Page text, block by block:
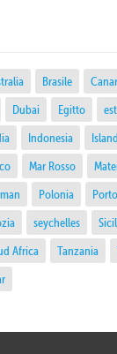
Brasile
Dubai Egitto
Indonesia
Mar Rosso
Polonia
seychelles
Africa Tanzania